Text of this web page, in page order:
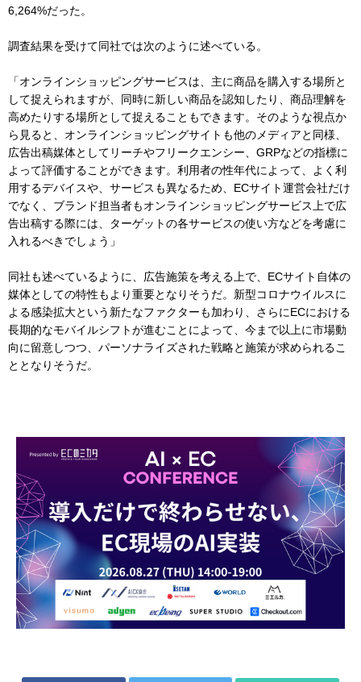
6,264%だった。
調査結果を受けて同社では次のように述べている。
「オンラインショッピングサービスは、主に商品を購入する場所と
して捉えられますが、同時に新しい商品を認知したり、商品理解を
高めたりする場所として捉えることもできます。そのような視点か
ら見ると、オンラインショッピングサイトも他のメディアと同様、
広告出稿媒体としてリーチやフリークエンシー、GRPなどの指標に
よって評価することができます。利用者の性年代によって、よく利
用するデバイスや、サービスも異なるため、ECサイト運営会社だけ
でなく、ブランド担当者もオンラインショッピングサービス上で広
告出稿する際には、ターゲットの各サービスの使い方などを考慮に
入れるべきでしょう」
同社も述べているように、広告施策を考える上で、ECサイト自体の
媒体としての特性もより重要となりそうだ。新型コロナウイルスに
よる感染拡大という新たなファクターも加わり、さらにECにおける
長期的なモバイルシフトが進むことによって、今まで以上に市場動
向に留意しつつ、パーソナライズされた戦略と施策が求められるこ
ととなりそうだ。